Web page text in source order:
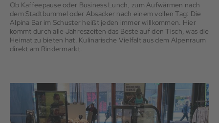
Ob Kaffeepause oder Business Lunch, zum Aufwärmen nach
dem Stadtbummel oder Absacker nach einem vollen Tag: Die
Alpina Bar im Schuster heißt jeden immer willkommen. Hier
kommt durch alle Jahreszeiten das Beste auf den Tisch, was die
Heimat zu bieten hat. Kulinarische Vielfalt aus dem Alpenraum
direkt am Rindermarkt.